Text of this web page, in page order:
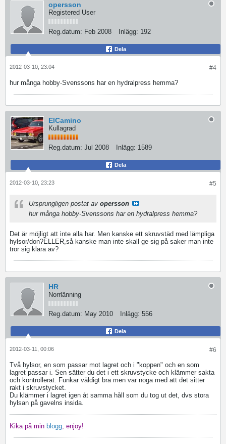
opersson
Registered User
Reg.datum: Feb 2008 Inlägg: 192
Dela
#4
2012-03-10, 23:04
hur många hobby-Svenssons har en hydralpress hemma?
ElCamino
Kullagrad
Reg.datum: Jul 2008 Inlägg: 1589
Dela
#5
2012-03-10, 23:23
Ursprungligen postat av opersson
hur många hobby-Svenssons har en hydralpress hemma?
Det är möjligt att inte alla har. Men kanske ett skruvstäd med lämpliga
hylsor/don?ELLER,så kanske man inte skall ge sig på saker man inte
tror sig klara av?
HR
Norrlänning
Reg.datum: May 2010 Inlägg: 556
Dela
#6
2012-03-11, 00:06
Två hylsor, en som passar mot lagret och i "koppen" och en som
lagret passar i. Sen sätter du det i ett skruvstycke och klämmer sakta
och kontrollerat. Funkar väldigt bra men var noga med att det sitter
rakt i skruvstycket.
Du klämmer i lagret igen åt samma håll som du tog ut det, dvs stora
hylsan på gavelns insida.
Kika på min blogg, enjoy!